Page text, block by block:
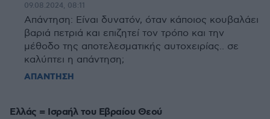
09.08.2024, 08:11
Απάντηση: Είναι δυνατόν, όταν κάποιος κουβαλάει
βαριά πετριά και επιζητεί τον τρόπο και την
μέθοδο της αποτελεσματικής αυτοχειρίας.. σε
καλύπτει η απάντηση;
ΑΠΑΝΤΗΣΗ
Ελλάς = Ισραήλ του Εβραίου Θεού